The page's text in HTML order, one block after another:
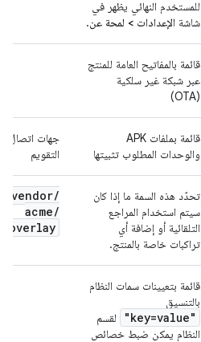
للمستخدم النهائي يظهر في
شاشة الإعدادات > لمحة عن.
قائمة بالمفاتيح العامة للمنتج
عبر شبكة غير سلكية
(OTA)
قائمة بملفات APK
والوحدات المطلوب تثبيتها
جهات اتصال
التقويم
تحدّد هذه السمة ما إذا كان
سيتم استخدام المراجع
التلقائية أو إضافة أي
تراكبات خاصة بالمنتج.
vendor/
acme/
overlay
قائمة بتعيينات سمات النظام
بالتنسيق
"key=value"
لقسم
النظام يمكن ضبط خصائص